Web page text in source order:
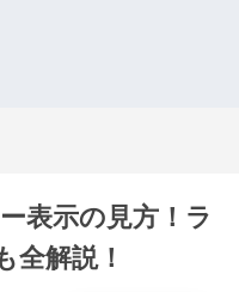
表示の見方！ラ
全解説！